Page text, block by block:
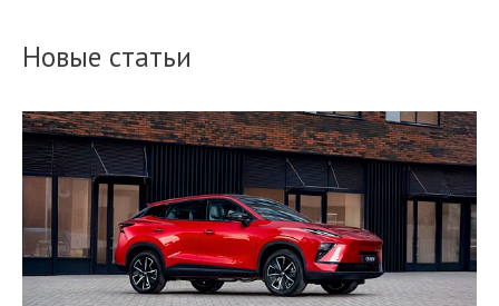
Новые статьи